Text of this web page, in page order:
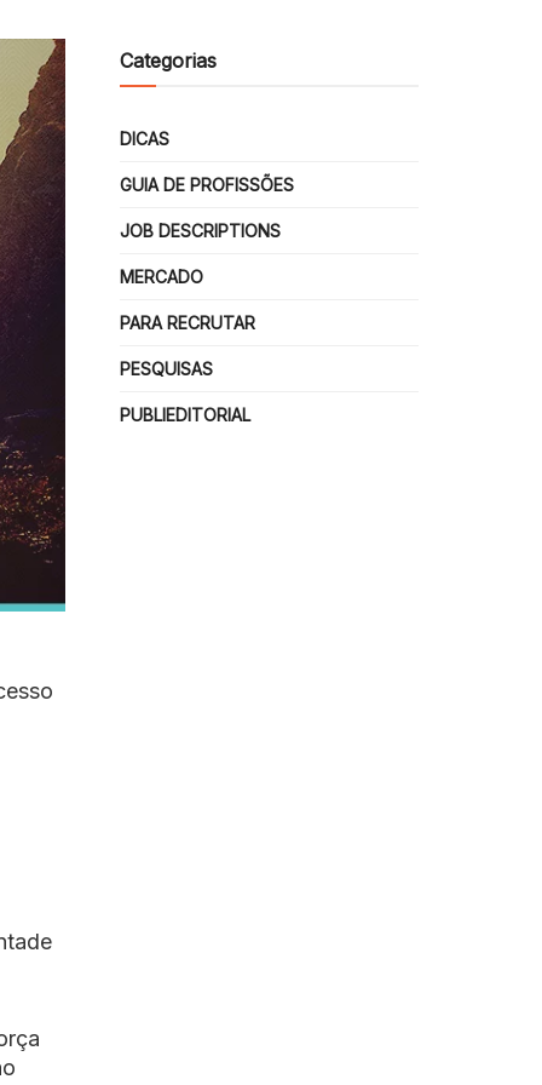
Categorias
DICAS
GUIA DE PROFISSÕES
JOB DESCRIPTIONS
MERCADO
PARA RECRUTAR
PESQUISAS
PUBLIEDITORIAL